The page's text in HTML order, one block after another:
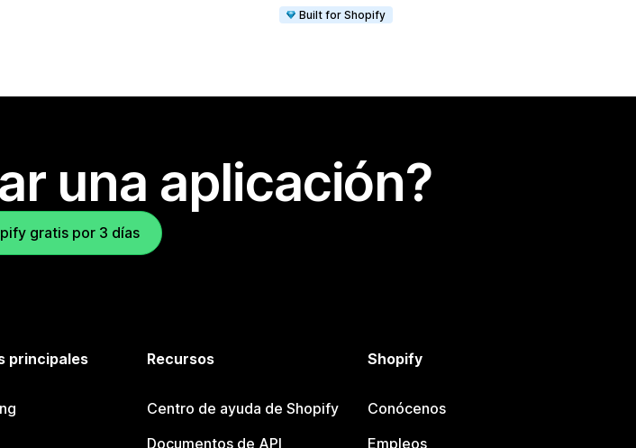
Built for Shopify
una aplicación?
gratis por 3 días
principales Recursos
Centro de ayuda de Shopify
Documentos de API
Shopify
Conócenos
Empleos